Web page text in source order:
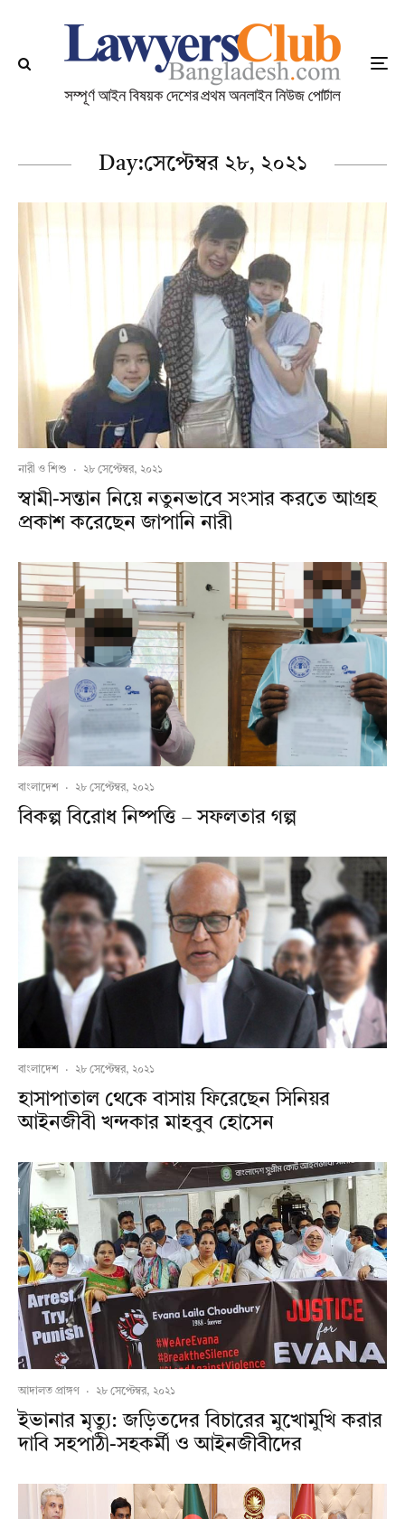
Day:সেপ্টেম্বর ২৮, ২০২১
নারী ও শিশু · ২৮ সেপ্টেম্বর, ২০২১
স্বামী-সন্তান নিয়ে নতুনভাবে সংসার করতে আগ্রহ
প্রকাশ করেছেন জাপানি নারী
বাংলাদেশ · ২৮ সেপ্টেম্বর, ২০২১
বিকল্প বিরোধ নিষ্পত্তি – সফলতার গল্প
বাংলাদেশ · ২৮ সেপ্টেম্বর, ২০২১
হাসাপাতাল থেকে বাসায় ফিরেছেন সিনিয়র
আইনজীবী খন্দকার মাহবুব হোসেন
আদালত প্রাঙ্গণ · ২৮ সেপ্টেম্বর, ২০২১
ইভানার মৃত্যু: জড়িতদের বিচারের মুখোমুখি করার
দাবি সহপাঠী-সহকর্মী ও আইনজীবীদের